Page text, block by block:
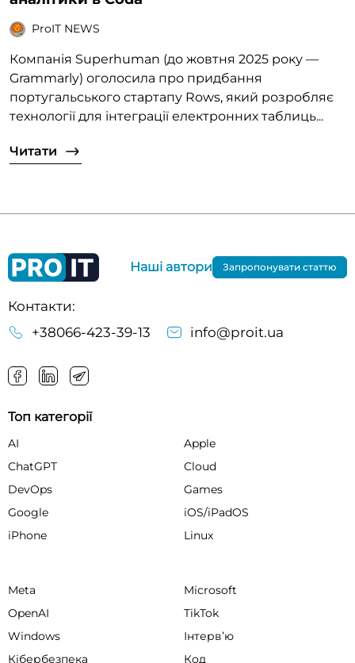
ProIT NEWS
Компанія Superhuman (до жовтня 2025 року —
Grammarly) оголосила про придбання
португальського стартапу Rows, який розробляє
технології для інтеграції електронних таблиць...
Читати
Контакти:
+38066-423-39-13
info@proit.ua
Наші автори Запропонувати статтю
Топ категорії
AI
Apple
ChatGPT
Cloud
DevOps
Games
Google
iOS/iPadOS
iPhone
Linux
Meta
Microsoft
OpenAI
TikTok
Windows
Інтервʼю
Кібербезпека
Код